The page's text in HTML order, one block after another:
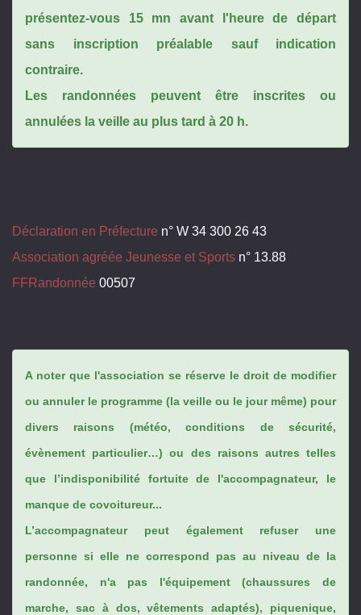
présentez-vous 15 mn avant l'heure de départ
sans inscription préalable sauf indication
contraire.
Les randonnées peuvent être inscrites ou
annulées la veille au plus tard à 20 h.
Déclaration en Préfecture n° W 34 300 26 43
Association agréée Jeunesse et Sports n° 13.88
FFRandonnée 00507
A noter que l'association se réserve le droit de modifier
ou annuler le programme (la veille ou le jour même) pour
divers raisons (météo, conditions de sécurité,
évènement particulier…) ou des raisons autres telles
que l’indisponibilité fortuite de l'accompagnateur, le
manque de covoitureur...
L’accompagnateur peut également refuser une
personne si elle ne correspond pas au niveau de la
randonnée, n'a pas l'équipement (chaussures de
marche, sac à dos, vêtements adaptés), piquenique,